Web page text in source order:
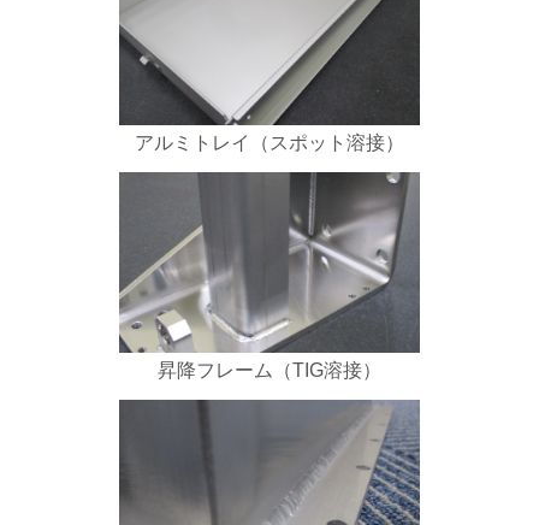
アルミトレイ（スポット溶接）
昇降フレーム（TIG溶接）